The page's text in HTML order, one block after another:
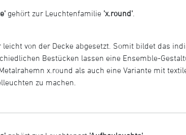
gehört zur Leuchtenfamilie 'x.round'
von der Decke abgesetzt. Somit bildet das
Bestücken lassen eine Ensemble-
x.round als auch eine Variante mit
zu machen.